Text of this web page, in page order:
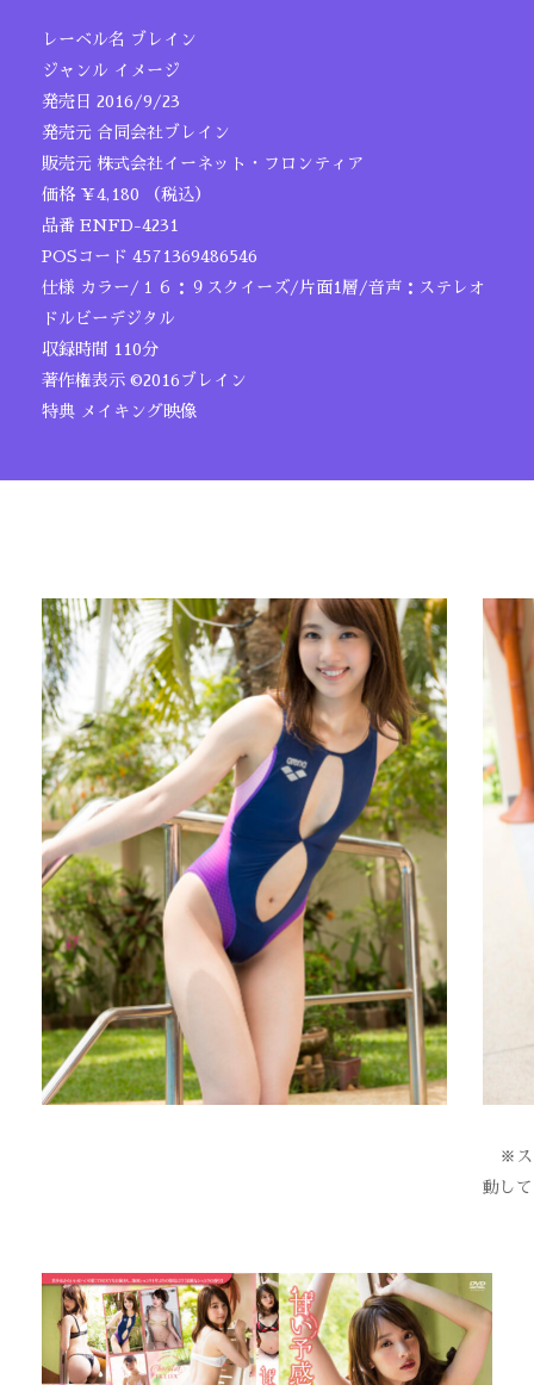
レーベル名 ブレイン
ジャンル イメージ
発売日 2016/9/23
発売元 合同会社ブレイン
販売元 株式会社イーネット・フロンティア
価格 ￥4,180 （税込）
品番 ENFD-4231
POSコード 4571369486546
仕様 カラー/１６：９スクイーズ/片面1層/音声：ステレオ
ドルビーデジタル
収録時間 110分
著作権表示 ©2016ブレイン
特典 メイキング映像
※ス
動し